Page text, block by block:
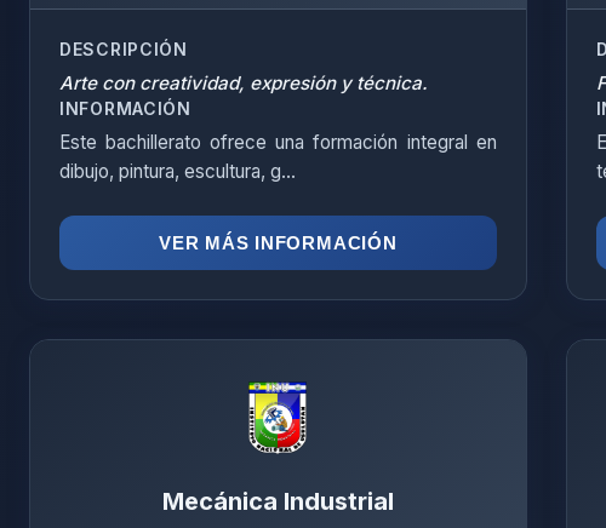
DESCRIPCIÓN
Arte con creatividad, expresión y técnica.
INFORMACIÓN
Este bachillerato ofrece una formación integral en
dibujo, pintura, escultura, g...
VER MÁS INFORMACIÓN
Mecánica Industrial